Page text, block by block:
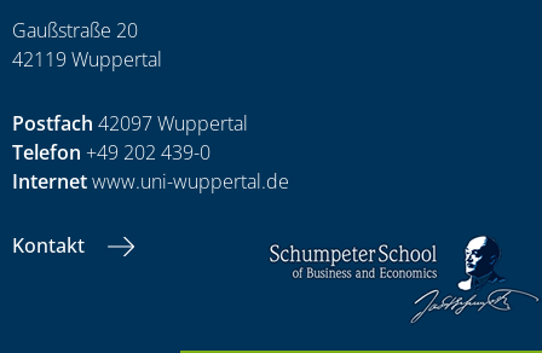
Gaußstraße 20
42119 Wuppertal
Postfach 42097 Wuppertal
Telefon +49 202 439-0
Internetwww.uni-wuppertal.de
Kontakt